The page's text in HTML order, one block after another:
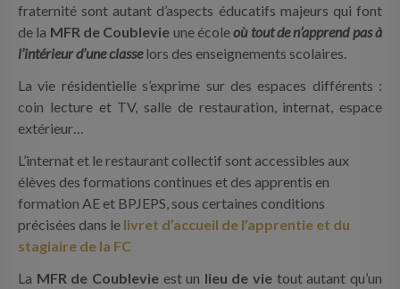
fraternité sont autant d’aspects éducatifs majeurs qui font
de la MFR de Coublevie une écoleoù tout de n’apprend pas à
l’intérieur d’une classelors des enseignements scolaires.
La vie résidentielle s’exprime sur des espaces différents :
coin lecture et TV, salle de restauration, internat, espace
extérieur…
L’internat et le restaurant collectif sont accessibles aux
élèves des formations continues et des apprentis en
formation AE et BPJEPS, sous certaines conditions
précisées dans le livret d’accueil de l’apprentie et du
stagiaire de la FC
La MFR de Coublevieest un lieu de vie tout autant qu’un